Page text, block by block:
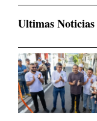
Ultimas Noticias